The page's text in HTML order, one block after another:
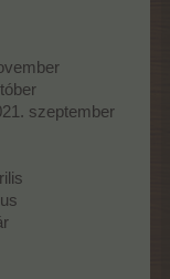
szeptember